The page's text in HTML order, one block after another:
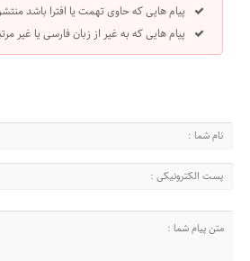
پیام هایی که حاوی تهمت یا افترا باشد
پیام هایی که به غیر از زبان فارسی یا غیر